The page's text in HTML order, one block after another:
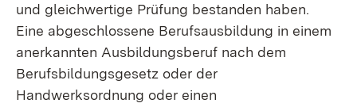
und gleichwertige Prüfung bestanden haben.
Eine abgeschlossene Berufsausbildung in einem
anerkannten Ausbildungsberuf nach dem
Berufsbildungsgesetz oder der
Handwerksordnung oder einen